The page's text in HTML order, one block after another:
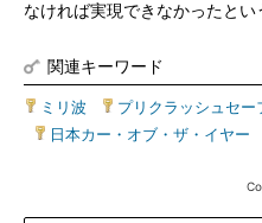
なければ実現できなかったとい
関連キーワード
ミリ波 プリクラッシュセー
日本カー・オブ・ザ・イヤー